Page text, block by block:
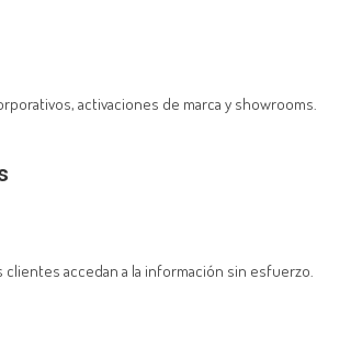
activaciones de marca y showrooms.
accedan a la información sin esfuerzo.